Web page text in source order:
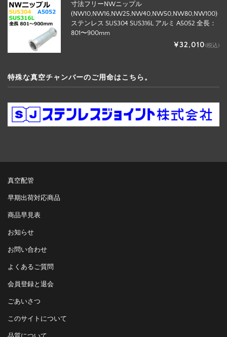
寸法フリーNWニップル
(NW10,NW16,NW25,NW40,NW50,NW80,NW100)
ステンレス SUS304 SUS316L アルミ A5052 全長：
801〜900mm
¥32,010(税込)
特殊な真空チャンバーのご用命はこちら。
真空配管
早期出荷対応商品
商品早見表
お知らせ
お問い合わせ
よくあるご質問
会員登録と退会
ごあいさつ
このサイトについて